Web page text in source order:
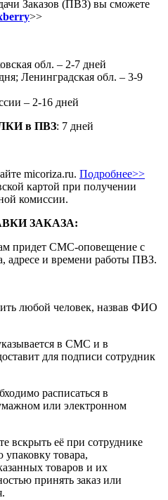
Заказов (ПВЗ) вы сможете
>>
обл. – 2-7 дней
Ленинградская обл. – 3-9
– 2-16 дней
в ПВЗ: 7 дней
micoriza.ru. Подробнее>>
картой при получении
комиссии.
ЗАКАЗА:
придет СМС-оповещение с
адресе и времени работы ПВЗ.
любой человек, назвав ФИО
в СМС и в
для подписи сотрудник
расписаться в
или электронном
вскрыть её при сотруднике
товара,
товаров и их
принять заказ или